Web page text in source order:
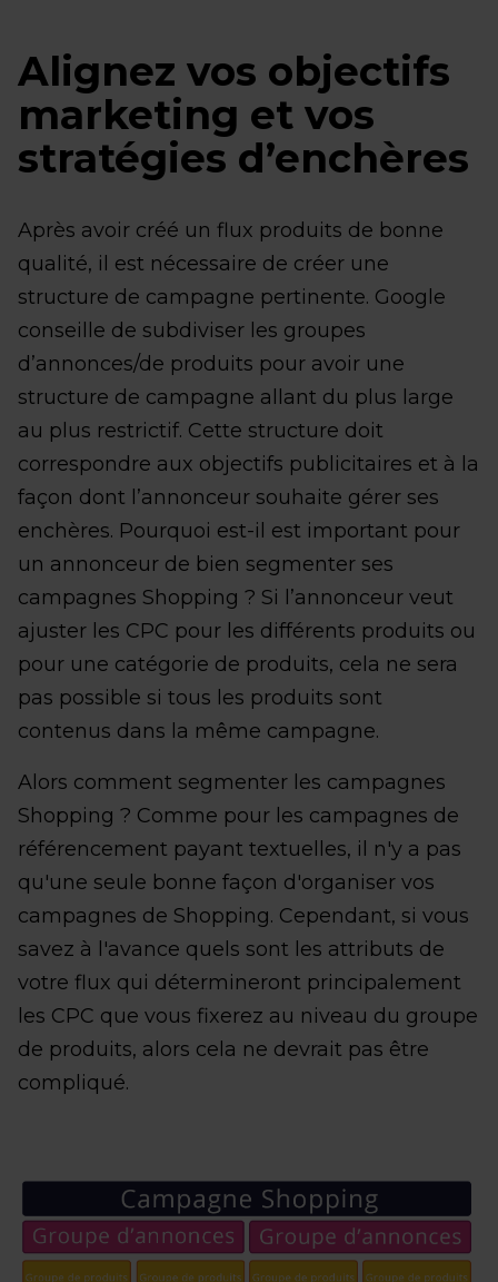
Alignez vos objectifs
marketing et vos
stratégies d’enchères
Après avoir créé un flux produits de bonne
qualité, il est nécessaire de créer une
structure de campagne pertinente. Google
conseille de subdiviser les groupes
d’annonces/de produits pour avoir une
structure de campagne allant du plus large
au plus restrictif. Cette structure doit
correspondre aux objectifs publicitaires et à la
façon dont l’annonceur souhaite gérer ses
enchères. Pourquoi est-il est important pour
un annonceur de bien segmenter ses
campagnes Shopping ? Si l’annonceur veut
ajuster les CPC pour les différents produits ou
pour une catégorie de produits, cela ne sera
pas possible si tous les produits sont
contenus dans la même campagne.
Alors comment segmenter les campagnes
Shopping ? Comme pour les campagnes de
référencement payant textuelles, il n'y a pas
qu'une seule bonne façon d'organiser vos
campagnes de Shopping. Cependant, si vous
savez à l'avance quels sont les attributs de
votre flux qui détermineront principalement
les CPC que vous fixerez au niveau du groupe
de produits, alors cela ne devrait pas être
compliqué.